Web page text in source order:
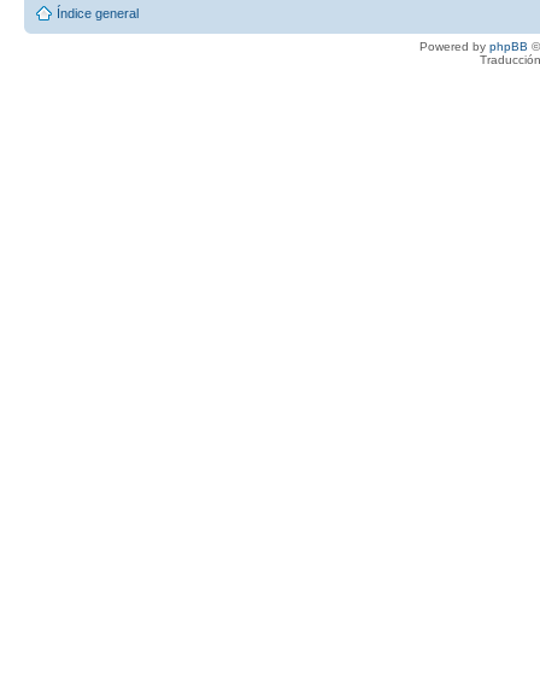
Índice general
Powered by phpBB